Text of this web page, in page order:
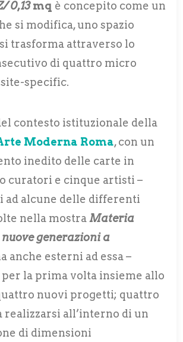
0,13mq è concepito come un
si modifica, uno spazio
trasforma attraverso lo
di quattro micro
specific.
contesto istituzionale della
Moderna Roma, con un
inedito delle carte in
curatori e cinque artisti –
ad alcune delle differenti
nella mostra Materia
generazioni a
anche esterni ad essa –
la prima volta insieme allo
nuovi progetti; quattro
all’interno di un
di dimensioni